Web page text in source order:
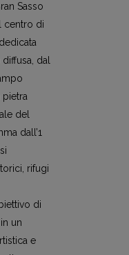
Sasso
centro di
diffusa, dal
pietra
del
dall’1
rifugi
di
un
e